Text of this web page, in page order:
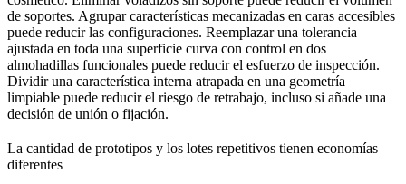
de soportes. Agrupar características mecanizadas en caras accesibles
puede reducir las configuraciones. Reemplazar una tolerancia
ajustada en toda una superficie curva con control en dos
almohadillas funcionales puede reducir el esfuerzo de inspección.
Dividir una característica interna atrapada en una geometría
limpiable puede reducir el riesgo de retrabajo, incluso si añade una
decisión de unión o fijación.
La cantidad de prototipos y los lotes repetitivos tienen economías
diferentes